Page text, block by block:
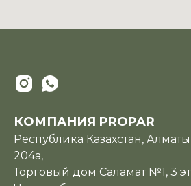
КОМПАНИЯ PROPAR
Республика Казахстан,
204а,
Торговый дом Саламат №1, 3